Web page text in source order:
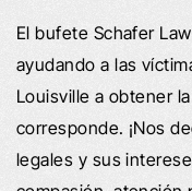
El bufete Schafer
ayudando a las
Louisville a obtener
corresponde. ¡Nos
legales y sus